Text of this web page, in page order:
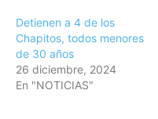
Detienen a 4 de los
Chapitos, todos menores
de 30 años
26 diciembre, 2024
En "NOTICIAS"